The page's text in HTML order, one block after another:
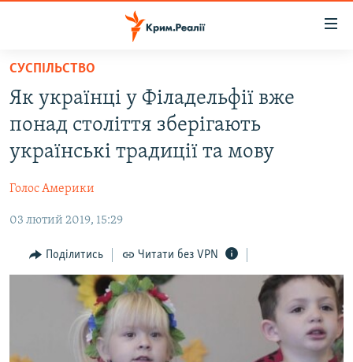
Перейти
основного
матеріалу
Перейти
до
основної
Перейти
пошуку
ВОДА.КРИМ
ВІДЕО ТА ФОТО
БЛОГИ
ПОГЛЯД
ІНТЕРВ'Ю
ВСЕ ЗА ДЕНЬ
СПЕЦПРОЕКТИ
ДЕПОРТАЦІЯ
ЯК ОБІЙТИ БЛОКУВАННЯ
СУСПІЛЬСТВО
Як українці у Філадельфії вже
понад століття зберігають
українські традиції та мову
Голос Америки
03 лютий 2019, 15:29
Поділитись Читати без VPN